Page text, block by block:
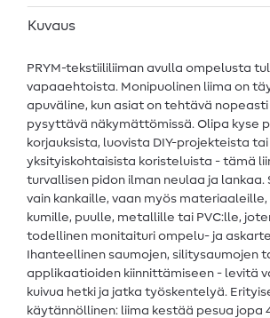
Kuvaus
PRYM-tekstiililiiman avulla ompelusta
vapaaehtoista. Monipuolinen liima on
apuväline, kun asiat on tehtävä
pysyttävä näkymättömissä. Olipa kyse
korjauksista, luovista DIY-projekteista tai
yksityiskohtaisista koristeluista - tämä
turvallisen pidon ilman neulaa ja lankaa.
vain kankaille, vaan myös materiaaleille,
kumille, puulle, metallille tai PVC:lle,
todellinen monitaituri ompelu- ja
Ihanteellinen saumojen, silitysaumojen
applikaatioiden kiinnittämiseen - levitä
kuivua hetki ja jatka työskentelyä.
käytännöllinen: liima kestää pesua jopa